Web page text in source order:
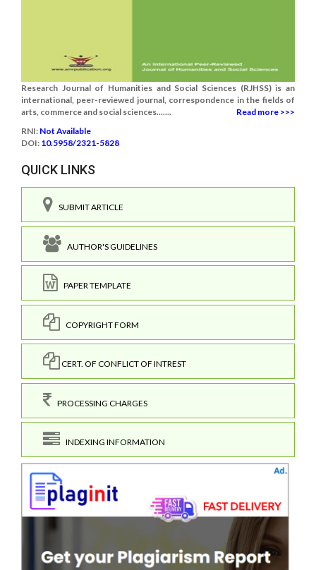
Research Journal of Humanities and Social Sciences (RJHSS) is an
international, peer-reviewed journal, correspondence in the fields of
arts, commerce and social sciences.......
Read more >>>
RNI: Not Available
DOI: 10.5958/2321-5828
QUICK LINKS
SUBMIT ARTICLE
AUTHOR'S GUIDELINES
PAPER TEMPLATE
COPYRIGHT FORM
CERT. OF CONFLICT OF INTREST
PROCESSING CHARGES
INDEXING INFORMATION